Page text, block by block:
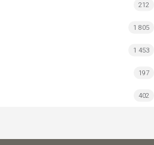
212
1 805
1 453
197
402